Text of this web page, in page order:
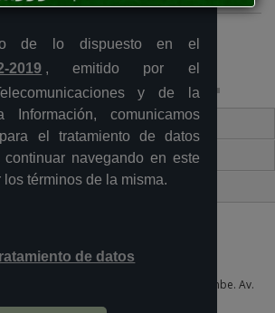
de lo dispuesto en el
2019 , emitido por el
y de la
comunicamos
el tratamiento de datos
continuar navegando en este
términos de la misma.
de datos
Ciudadano Digital
Trámites Ciudadanos
Nacional de Información (SNI)
de Desarrollo Social del Sur, Quitumbe. Av.